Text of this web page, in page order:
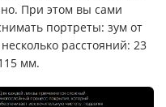
При этом вы сами
портреты: зум от
расстояний: 23
мм.